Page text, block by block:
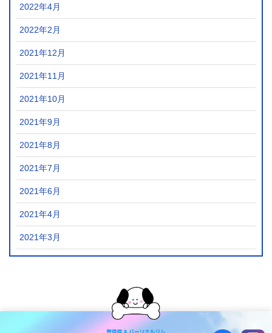
2022年4月
2022年2月
2021年12月
2021年11月
2021年10月
2021年9月
2021年8月
2021年7月
2021年6月
2021年4月
2021年3月